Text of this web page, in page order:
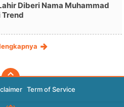
Diberi Nama Muhammad
Term of Service